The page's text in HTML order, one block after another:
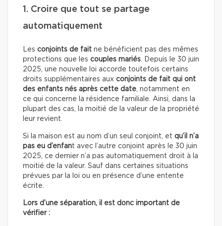
1. Croire que tout se partage
automatiquement
Les conjoints de fait ne bénéficient pas des mêmes
protections que les couples mariés. Depuis le 30 juin
2025, une nouvelle loi accorde toutefois certains
droits supplémentaires aux conjoints de fait qui ont
des enfants nés après cette date, notamment en
ce qui concerne la résidence familiale. Ainsi, dans la
plupart des cas, la moitié de la valeur de la propriété
leur revient.
Si la maison est au nom d’un seul conjoint, et qu’il n’a
pas eu d’enfant avec l’autre conjoint après le 30 juin
2025, ce dernier n’a pas automatiquement droit à la
moitié de la valeur. Sauf dans certaines situations
prévues par la loi ou en présence d’une entente
écrite.
Lors d’une séparation, il est donc important de
vérifier :